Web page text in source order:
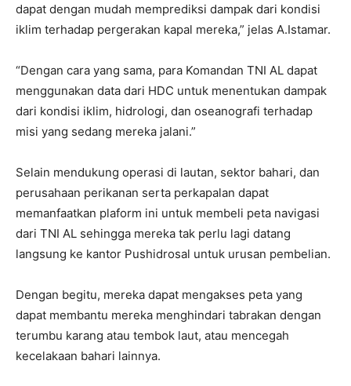
dapat dengan mudah memprediksi dampak dari kondisi
iklim terhadap pergerakan kapal mereka,” jelas A.Istamar.
“Dengan cara yang sama, para Komandan TNI AL dapat
menggunakan data dari HDC untuk menentukan dampak
dari kondisi iklim, hidrologi, dan oseanografi terhadap
misi yang sedang mereka jalani.”
Selain mendukung operasi di lautan, sektor bahari, dan
perusahaan perikanan serta perkapalan dapat
memanfaatkan plaform ini untuk membeli peta navigasi
dari TNI AL sehingga mereka tak perlu lagi datang
langsung ke kantor Pushidrosal untuk urusan pembelian.
Dengan begitu, mereka dapat mengakses peta yang
dapat membantu mereka menghindari tabrakan dengan
terumbu karang atau tembok laut, atau mencegah
kecelakaan bahari lainnya.